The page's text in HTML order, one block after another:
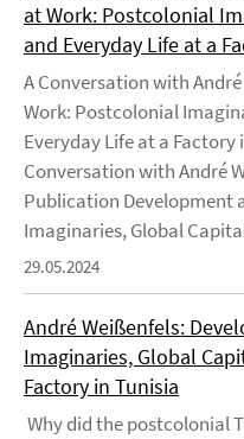
at Work: Postcolonial
and Everyday Life at a
A Conversation with
Work: Postcolonial
Everyday Life at a Factory
Conversation with André
Publication Development
Imaginaries, Global
29.05.2024
André Weißenfels:
Imaginaries, Global
Factory in Tunisia
Why did the postcolonial